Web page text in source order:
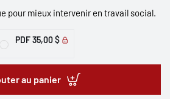
pour mieux intervenir en travail social.
PDF 35,00 $
au panier